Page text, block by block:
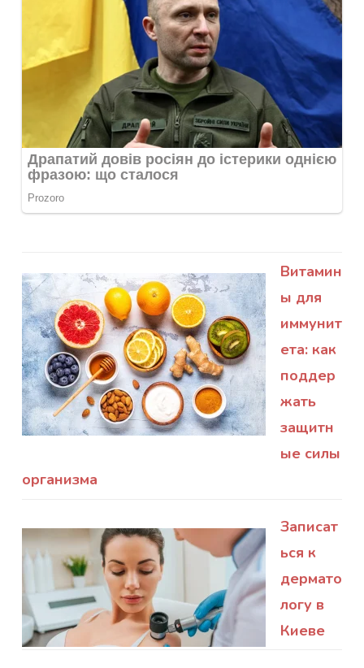
Витамин
ы для
иммунит
ета: как
поддер
жать
защитн
ые силы
организма
Записат
ься к
дермато
логу в
Киеве